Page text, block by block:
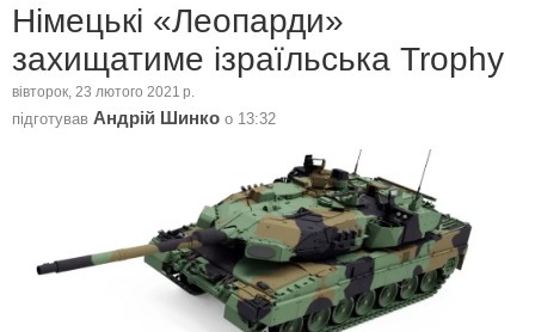
Німецькі «Леопарди»
захищатиме ізраїльська Trophy
вівторок, 23 лютого 2021 р.
підготував Андрій Шинко о 13:32